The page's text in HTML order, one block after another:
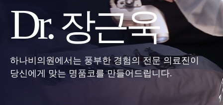
Dr.장근욱
하나비의원에서는 풍부한 경험의 전문 의료진이
당신에게 맞는 명품코를 만들어드립니다.